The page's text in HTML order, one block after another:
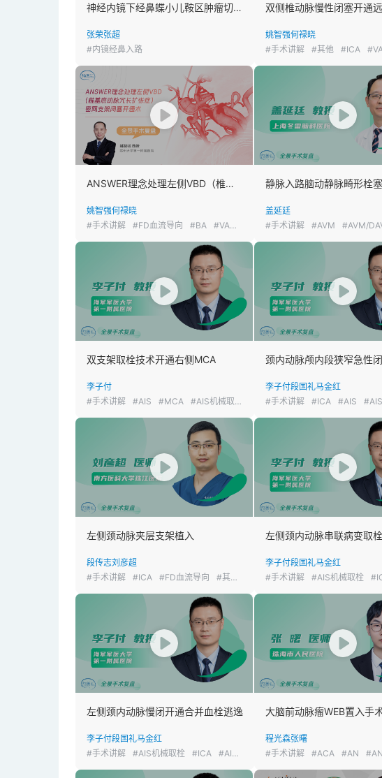
神经内镜下经鼻蝶小儿鞍区肿瘤切除术
张荣张超
#内镜经鼻入路
姚智强何禄晓
#手术讲解
#其他 #ICA #VA
ANSWER理念处理左侧VBD（椎基底动脉冗长扩张症）密网支架闭塞开通术
姚智强何禄晓
#手术讲解
#FD血流导向 #BA #VA
静脉入路脑动静脉畸形栓
盖延廷
#手术讲解
#AVM #AVM/DAVF
双支架取栓技术开通右侧MCA
李子付
#手术讲解
#AIS #MCA #AIS机械取栓
李子付段国礼马金红
#手术讲解
#ICA #AIS #AIS
左侧颈动脉夹层支架植入
段传志刘彦超
#手术讲解
#ICA #FD血流导向 #其他
左侧颈内动脉串联病变取栓
李子付段国礼马金红
#手术讲解
#AIS机械取栓
左侧颈内动脉慢闭开通合并血栓逃逸
李子付段国礼马金红
#手术讲解
#AIS机械取栓 #ICA #AIS
大脑前动脉瘤WEB置入手
程光森张曙
#手术讲解
#ACA #AN #AN